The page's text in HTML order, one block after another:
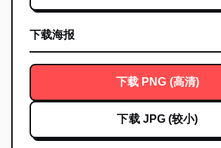
下载海报
下载 PNG (高清)
下载 JPG (较小)